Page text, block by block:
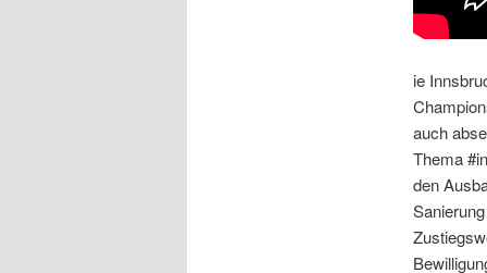
ie
auch
Thema
den